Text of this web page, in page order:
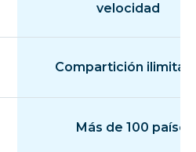
velocidad
Compartición
Más de 100 países